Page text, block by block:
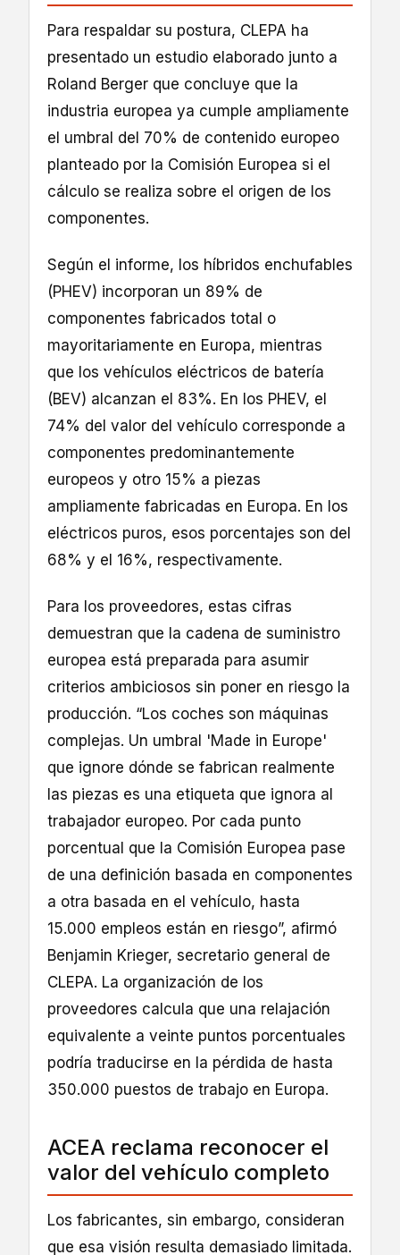
Para respaldar su postura, CLEPA ha
presentado un estudio elaborado junto a
Roland Berger que concluye que la
industria europea ya cumple ampliamente
el umbral del 70% de contenido europeo
planteado por la Comisión Europea si el
cálculo se realiza sobre el origen de los
componentes.
Según el informe, los híbridos enchufables
(PHEV) incorporan un 89% de
componentes fabricados total o
mayoritariamente en Europa, mientras
que los vehículos eléctricos de batería
(BEV) alcanzan el 83%. En los PHEV, el
74% del valor del vehículo corresponde a
componentes predominantemente
europeos y otro 15% a piezas
ampliamente fabricadas en Europa. En los
eléctricos puros, esos porcentajes son del
68% y el 16%, respectivamente.
Para los proveedores, estas cifras
demuestran que la cadena de suministro
europea está preparada para asumir
criterios ambiciosos sin poner en riesgo la
producción. “Los coches son máquinas
complejas. Un umbral 'Made in Europe'
que ignore dónde se fabrican realmente
las piezas es una etiqueta que ignora al
trabajador europeo. Por cada punto
porcentual que la Comisión Europea pase
de una definición basada en componentes
a otra basada en el vehículo, hasta
15.000 empleos están en riesgo”, afirmó
Benjamin Krieger, secretario general de
CLEPA. La organización de los
proveedores calcula que una relajación
equivalente a veinte puntos porcentuales
podría traducirse en la pérdida de hasta
350.000 puestos de trabajo en Europa.
ACEA reclama reconocer el
valor del vehículo completo
Los fabricantes, sin embargo, consideran
que esa visión resulta demasiado limitada.